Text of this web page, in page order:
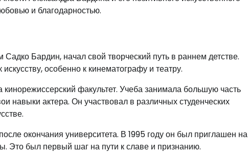
и благодарностью.
Бардин, начал свой творческий путь в раннем детстве.
особенно к кинематографу и театру.
факультет. Учеба занимала большую часть
навыки актера. Он участвовал в различных студенческих
окончания университета. В 1995 году он был приглашен на
Это был первый шаг на пути к славе и признанию.